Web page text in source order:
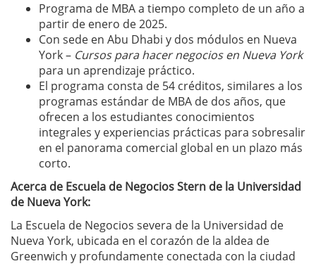
Programa de MBA a tiempo completo de un año a
partir de enero de 2025.
Con sede en Abu Dhabi y dos módulos en Nueva
York – Cursos para hacer negocios en Nueva York
para un aprendizaje práctico.
El programa consta de 54 créditos, similares a los
programas estándar de MBA de dos años, que
ofrecen a los estudiantes conocimientos
integrales y experiencias prácticas para sobresalir
en el panorama comercial global en un plazo más
corto.
Acerca de Escuela de Negocios Stern de la Universidad
de Nueva York:
La Escuela de Negocios severa de la Universidad de
Nueva York, ubicada en el corazón de la aldea de
Greenwich y profundamente conectada con la ciudad